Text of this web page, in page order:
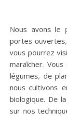
Nous avons le plaisir de vous inviter à nos prochaines
portes
vous pourrez
maraîcher.
légumes, de
nous cultivons
biologique. De
sur nos